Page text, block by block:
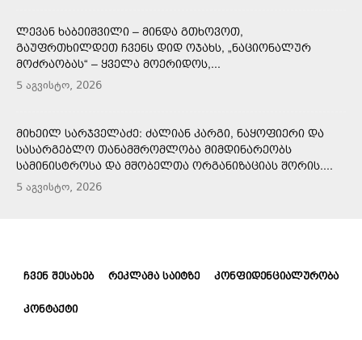
ᲚᲔᲕᲐᲜ ᲮᲐᲑᲔᲘᲨᲕᲘᲚᲘ – ᲛᲘᲜᲓᲐ ᲒᲗᲮᲝᲕᲝᲗ,
ᲒᲐᲣᲤᲠᲗᲮᲘᲚᲓᲔᲗ ᲩᲕᲔᲜᲡ ᲓᲘᲓ ᲝᲯᲐᲮᲡ, „ᲜᲐᲪᲘᲝᲜᲐᲚᲣᲠ
ᲛᲝᲫᲠᲐᲝᲑᲐᲡ“ – ᲧᲕᲔᲚᲐ ᲛᲝᲔᲠᲘᲓᲝᲡ,...
5 აგვისტო, 2026
ᲛᲘᲮᲔᲘᲚ ᲡᲐᲠᲯᲕᲔᲚᲐᲫᲔ: ᲫᲐᲚᲘᲐᲜ ᲙᲐᲠᲒᲘ, ᲜᲐᲧᲝᲤᲘᲔᲠᲘ ᲓᲐ
ᲡᲐᲡᲐᲠᲒᲔᲑᲚᲝ ᲗᲐᲜᲐᲛᲨᲠᲝᲛᲚᲝᲑᲐ ᲛᲘᲛᲓᲘᲜᲐᲠᲔᲝᲑᲡ
ᲡᲐᲛᲘᲜᲘᲡᲢᲠᲝᲡᲐ ᲓᲐ ᲛᲨᲝᲑᲔᲚᲗᲐ ᲝᲠᲒᲐᲜᲘᲖᲐᲪᲘᲐᲡ ᲨᲝᲠᲘᲡ....
5 აგვისტო, 2026
ᲩᲕᲔᲜ ᲨᲔᲡᲐᲮᲔᲑ ᲠᲔᲙᲚᲐᲛᲐ ᲡᲐᲘᲢᲖᲔ ᲙᲝᲜᲤᲘᲓᲔᲜᲪᲘᲐᲚᲣᲠᲝᲑᲐ
ᲙᲝᲜᲢᲐᲥᲢᲘ